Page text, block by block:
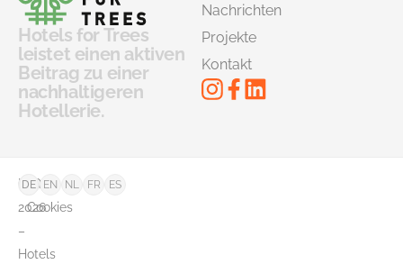
Hotels for Trees
leistet einen aktiven
Beitrag zu einer
nachhaltigeren
Hotellerie.
Nachrichten
Projekte
Kontakt
©
2026
–
Hotels
FAQ
Cookies
DE EN NL FR ES